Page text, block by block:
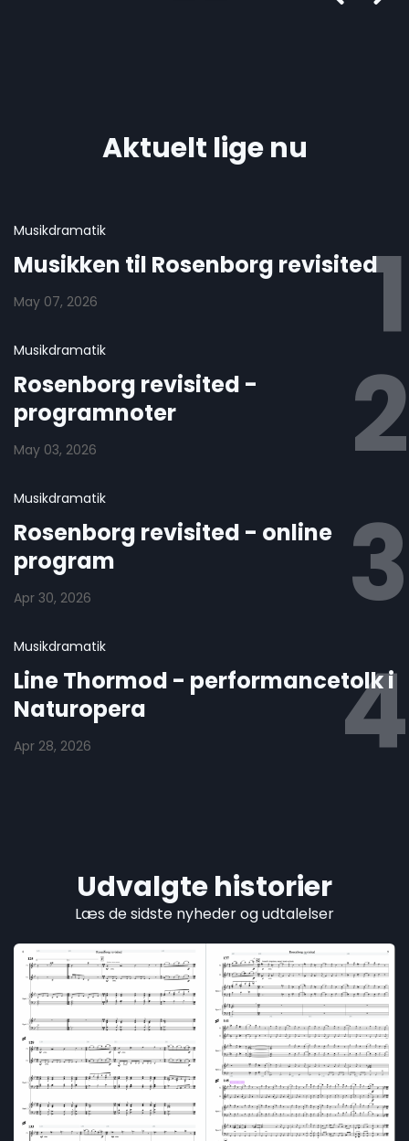
Aktuelt lige nu
Musikdramatik
Musikken til Rosenborg revisited
May 07, 2026
Musikdramatik
Rosenborg revisited -
programnoter
May 03, 2026
Musikdramatik
Rosenborg revisited - online
program
Apr 30, 2026
Musikdramatik
Line Thormod - performancetolk i
Naturopera
Apr 28, 2026
Udvalgte historier
Læs de sidste nyheder og udtalelser